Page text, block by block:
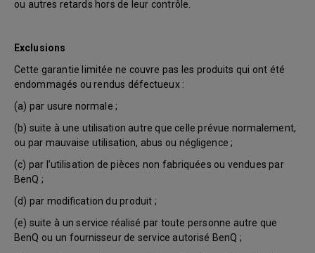
ou autres retards hors de leur contrôle.
Exclusions
Cette garantie limitée ne couvre pas les produits qui ont été
endommagés ou rendus défectueux :
(a) par usure normale ;
(b) suite à une utilisation autre que celle prévue normalement,
ou par mauvaise utilisation, abus ou négligence ;
(c) par l’utilisation de pièces non fabriquées ou vendues par
BenQ ;
(d) par modification du produit ;
(e) suite à un service réalisé par toute personne autre que
BenQ ou un fournisseur de service autorisé BenQ ;